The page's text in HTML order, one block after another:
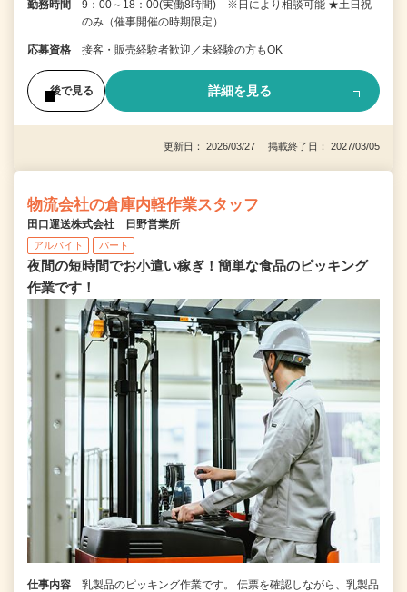
勤務時間
9：00～18：00(実働8時間) ※日により相談可能 ★土日祝
のみ（催事開催の時期限定）…
応募資格 接客・販売経験者歓迎／未経験の方もOK
後で見る 詳細を見る
更新日： 2026/03/27 掲載終了日： 2027/03/05
物流会社の倉庫内軽作業スタッフ
田口運送株式会社 日野営業所
アルバイト パート
夜間の短時間でお小遣い稼ぎ！簡単な食品のピッキング
作業です！
仕事内容
乳製品のピッキング作業です。 伝票を確認しながら、乳製品